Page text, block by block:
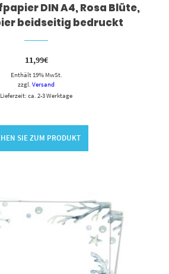
DIN A4, Rosa Blüte,
beidseitig bedruckt
11,99€
Enthält 19% MwSt.
zzgl. Versand
Lieferzeit: ca. 2-3 Werktage
SIE ZUM PRODUKT